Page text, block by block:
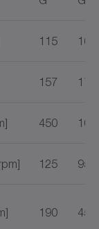
115 160
157 177
450
125 95
190 450